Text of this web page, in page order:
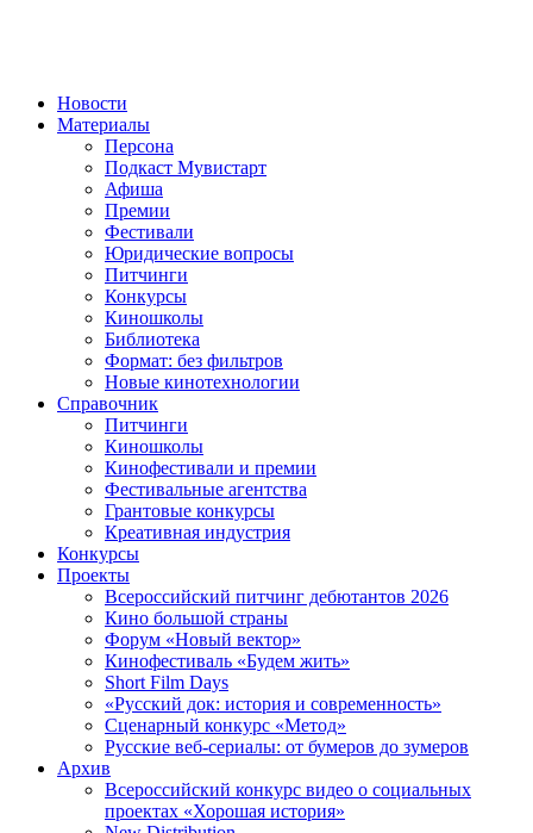
Новости
Материалы
Персона
Подкаст Мувистарт
Афиша
Премии
Фестивали
Юридические вопросы
Питчинги
Конкурсы
Киношколы
Библиотека
Формат: без фильтров
Новые кинотехнологии
Справочник
Питчинги
Киношколы
Кинофестивали и премии
Фестивальные агентства
Грантовые конкурсы
Креативная индустрия
Конкурсы
Проекты
Всероссийский питчинг дебютантов 2026
Кино большой страны
Форум «Новый вектор»
Кинофестиваль «Будем жить»
Short Film Days
«Русский док: история и современность»
Сценарный конкурс «Метод»
Русские веб-сериалы: от бумеров до зумеров
Архив
Всероссийский конкурс видео о социальных
проектах «Хорошая история»